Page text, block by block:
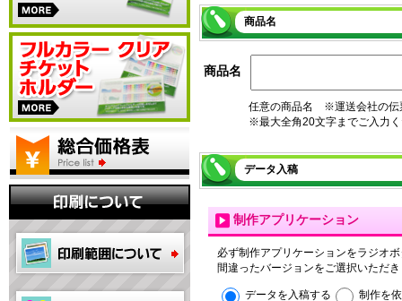
商品名
商品名
任意の商品名 ※運送会社の伝
※最大全角20文字までご入力
データ入稿
制作アプリケーション
必ず制作アプリケーションをラジオ
間違ったバージョンをご選択いただ
データを入稿する 制作を